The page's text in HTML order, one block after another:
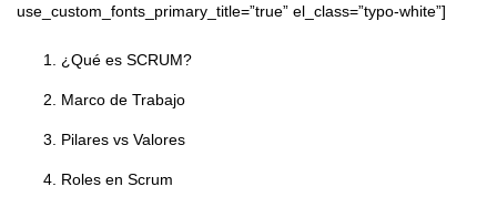
use_custom_fonts_primary_title=”true” el_class=”typo-white”]
¿Qué es SCRUM?
Marco de Trabajo
Pilares vs Valores
Roles en Scrum